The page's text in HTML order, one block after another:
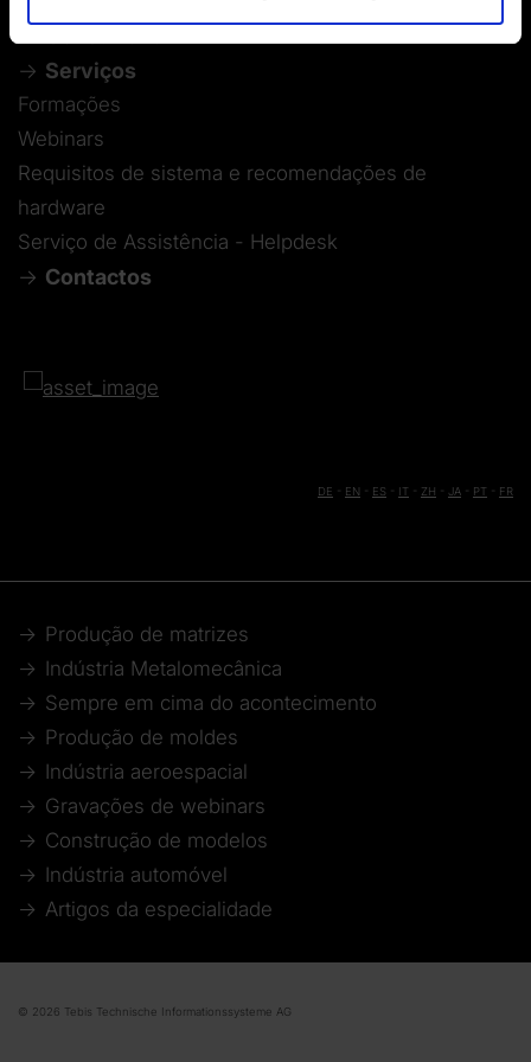
Serviços
Formações
Webinars
Requisitos de sistema e recomendações de
hardware
Serviço de Assistência - Helpdesk
Contactos
DE EN ES IT ZH JA PT FR
Produção de matrizes
Indústria Metalomecânica
Sempre em cima do acontecimento
Produção de moldes
Indústria aeroespacial
Gravações de webinars
Construção de modelos
Indústria automóvel
Artigos da especialidade
© 2026 Tebis Technische Informationssysteme AG